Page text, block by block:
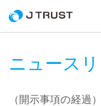
ニュース
（開示事項の経過